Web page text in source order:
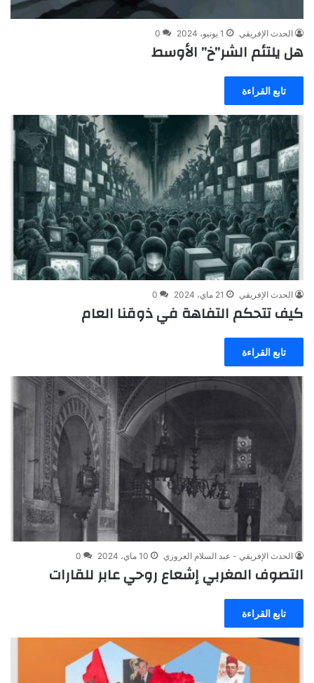
الحدث الإفريقي 1 يونيو، 2024 0
هل يلتئم الشر”خ” الأوسط
تابع القراءة
الحدث الإفريقي 21 ماي، 2024 0
كيف تتحكم التفاهة في ذوقنا العام
تابع القراءة
الحدث الإفريقي - عبد السلام العزوزي 10 ماي، 2024 0
التصوف المغربي إشعاع روحي عابر للقارات
تابع القراءة